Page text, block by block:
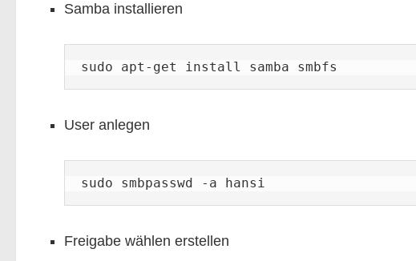
Samba installieren
sudo apt-get install samba smbfs
User anlegen
sudo smbpasswd -a hansi
Freigabe wählen erstellen